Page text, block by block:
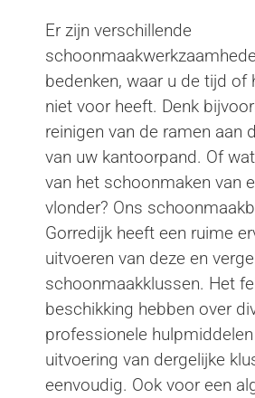
Er zijn verschillende
bedenken, waar u de tijd of
niet voor heeft. Denk
reinigen van de ramen aan
van uw kantoorpand. Of
van het schoonmaken van
vlonder? Ons
Gorredijk heeft een ruime
uitvoeren van deze en
schoonmaakklussen. Het
beschikking hebben over
professionele
uitvoering van dergelijke
eenvoudig. Ook voor een